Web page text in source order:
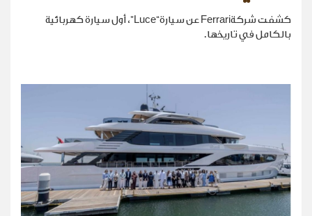
كشفت شركةFerrari عن سيارة“Luce”، أول سيارة كهربائية
بالكامل في تاريخها.